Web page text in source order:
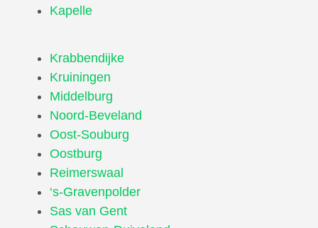
Kapelle
Krabbendijke
Kruiningen
Middelburg
Noord-Beveland
Oost-Souburg
Oostburg
Reimerswaal
‘s-Gravenpolder
Sas van Gent